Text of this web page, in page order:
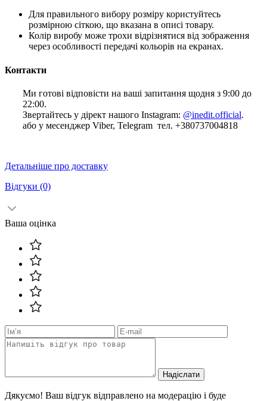
Для правильного вибору розміру користуйтесь
розмірною сіткою, що вказана в описі товару.
Колір виробу може трохи відрізнятися від зображення
через особливості передачі кольорів на екранах.
Контакти
Ми готові відповісти на ваші запитання щодня з 9:00 до
22:00.
Звертайтесь у дірект нашого Instagram: @inedit.official.
або у месенджер Viber, Telegram тел. +380737004818
Детальніше про доставку
Відгуки (0)
Ваша оцінка
Надіслати
Дякуємо! Ваш відгук відправлено на модерацію і буде